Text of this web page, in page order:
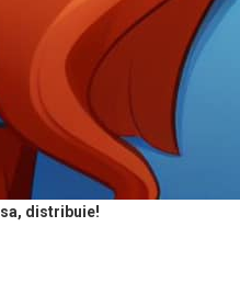
distribuie!